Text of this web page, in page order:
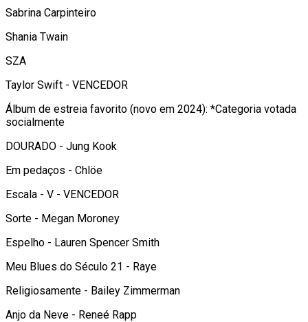
Sabrina Carpinteiro
Shania Twain
SZA
Taylor Swift - VENCEDOR
Álbum de estreia favorito (novo em 2024): *Categoria votada
socialmente
DOURADO - Jung Kook
Em pedaços - Chlöe
Escala - V - VENCEDOR
Sorte - Megan Moroney
Espelho - Lauren Spencer Smith
Meu Blues do Século 21 - Raye
Religiosamente - Bailey Zimmerman
Anjo da Neve - Reneé Rapp